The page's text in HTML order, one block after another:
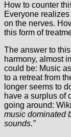
How to counter
Everyone
on the nerves.
this form of
The answer to
harmony, almost
could be: Music
to a retreat from
longer seems to
have a surplus of
going around:
music dominated
sounds.”